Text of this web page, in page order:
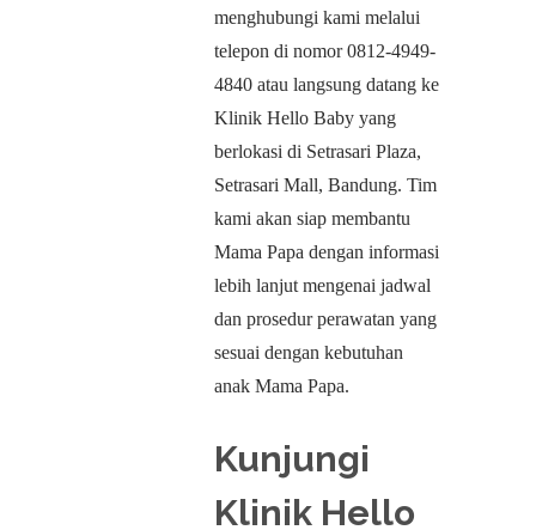
menghubungi kami melalui
telepon di nomor 0812-4949-
4840 atau langsung datang ke
Klinik Hello Baby yang
berlokasi di Setrasari Plaza,
Setrasari Mall, Bandung. Tim
kami akan siap membantu
Mama Papa dengan informasi
lebih lanjut mengenai jadwal
dan prosedur perawatan yang
sesuai dengan kebutuhan
anak Mama Papa.
Kunjungi
Klinik Hello